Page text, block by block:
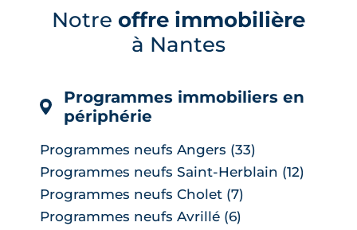
la surchauffe aide désormais à cibler la
renaturation de la ville, du plan Pleine
terre aux r�...
Notre offre immobilière
à Nantes
Programmes immobiliers en
périphérie
Programmes neufs Angers (33)
Programmes neufs Saint-Herblain (12)
Programmes neufs Cholet (7)
Programmes neufs Avrillé (6)